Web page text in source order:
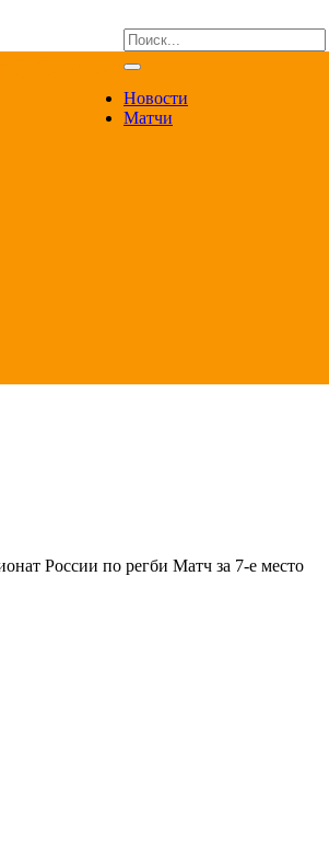
Новости
Матчи
России по регби Матч за 7-е место